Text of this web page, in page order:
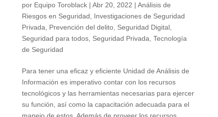
por Equipo Toroblack| Abr 20, 2022 | Análisis de
Riesgos en Seguridad
Investigaciones de Seguridad
Privada
Prevención del delito, Seguridad Digital,
Seguridad para todos, Seguridad Privada Tecnología
de Seguridad
Para tener una eficaz y eficiente Unidad de Análisis de
Información es imperativo contar con los recursos
tecnológicos y las herramientas necesarias para ejercer
su función, así como la capacitación adecuada para el
manejo de estos. Además de proveer los recursos...